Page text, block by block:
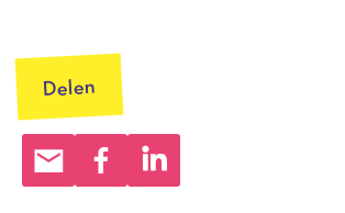
Delen